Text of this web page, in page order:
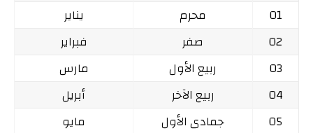
01
محرم
يناير
02
صفر
فبراير
03
ربيع الأول
مارس
04
ربيع الآخر
أبريل
05
جمادى الأول
مايو